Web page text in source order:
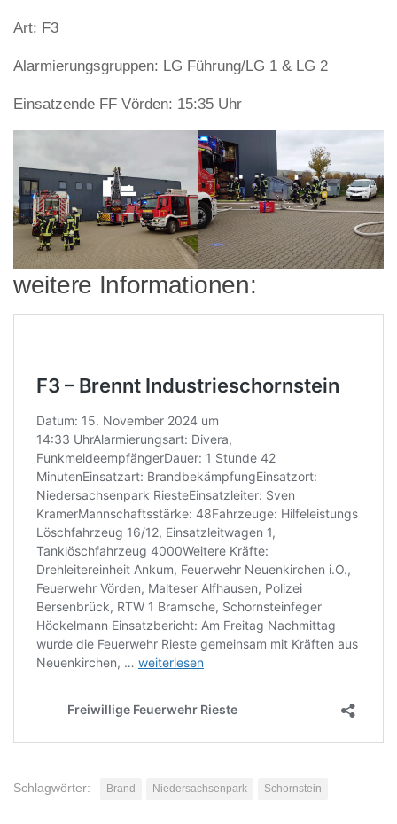
Art: F3
Alarmierungsgruppen: LG Führung/LG 1 & LG 2
Einsatzende FF Vörden: 15:35 Uhr
weitere Informationen:
Schlagwörter: Brand Niedersachsenpark Schornstein